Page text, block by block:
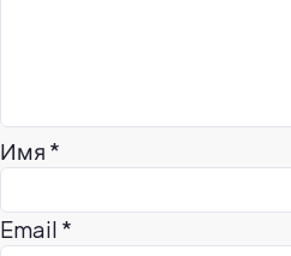
Имя *
Email *